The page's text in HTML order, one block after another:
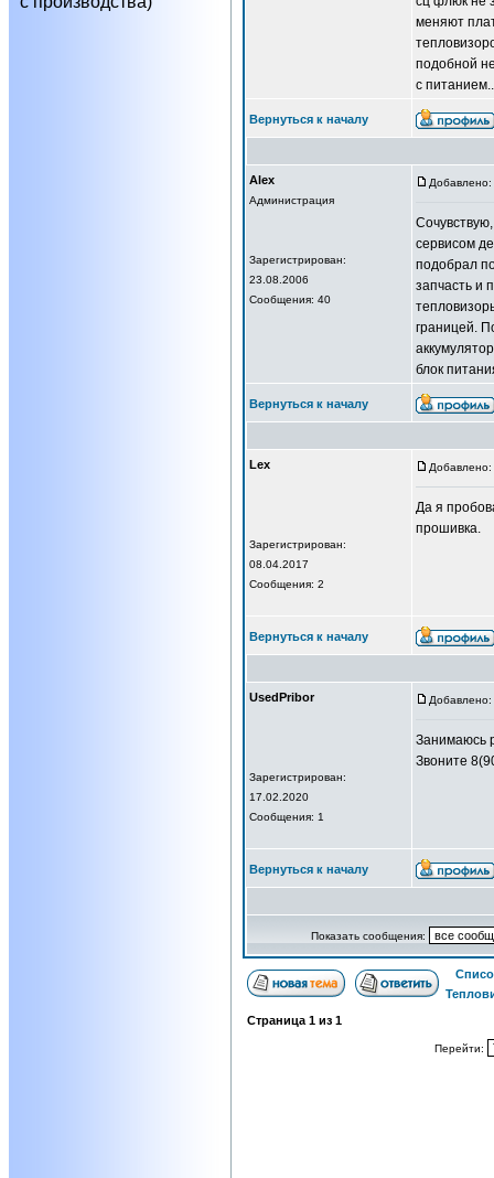
меняют
подобной
с
Вернуться к началу
Alex
Администрация
Зарегистрирован:
23.08.2006
Сообщения: 40
сервисом
подобрал
запчасть и
границей.
блок
Вернуться к началу
Lex
Зарегистрирован:
08.04.2017
Сообщения: 2
Да я
прошивка.
Вернуться к началу
UsedPribor
Зарегистрирован:
17.02.2020
Сообщения: 1
Занимаюсь
Звоните
Вернуться к началу
Показать сообщения:
Страница 1 из 1
Перейти: